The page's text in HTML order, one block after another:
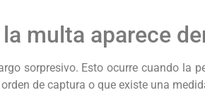
multa aparece
sorpresivo. Esto ocurre cuando la
de captura o que existe una